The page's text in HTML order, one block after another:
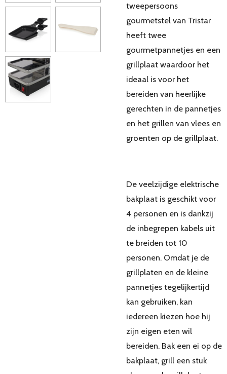
tweepersoons
gourmetstel van Tristar
heeft twee
gourmetpannetjes en een
grillplaat waardoor het
ideaal is voor het
bereiden van heerlijke
gerechten in de pannetjes
en het grillen van vlees en
groenten op de grillplaat.
De veelzijdige elektrische
bakplaat is geschikt voor
4 personen en is dankzij
de inbegrepen kabels uit
te breiden tot 10
personen. Omdat je de
grillplaten en de kleine
pannetjes tegelijkertijd
kan gebruiken, kan
iedereen kiezen hoe hij
zijn eigen eten wil
bereiden. Bak een ei op de
bakplaat, grill een stuk